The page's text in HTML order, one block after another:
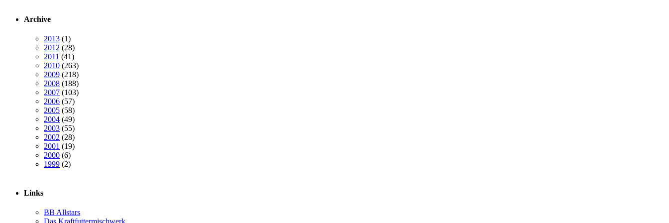
Archive
2013 (1)
2012 (28)
2011 (41)
2010 (263)
2009 (218)
2008 (188)
2007 (103)
2006 (57)
2005 (58)
2004 (49)
2003 (55)
2002 (28)
2001 (19)
2000 (6)
1999 (2)
Links
BB Allstars
Das Kraftfuttermischwerk